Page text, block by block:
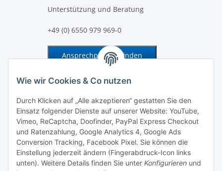
Wie wir Cookies & Co nutzen
Durch Klicken auf „Alle akzeptieren“ gestatten Sie den
Einsatz folgender Dienste auf unserer Website: YouTube,
Vimeo, ReCaptcha, Doofinder, PayPal Express Checkout
und Ratenzahlung, Google Analytics 4, Google Ads
Conversion Tracking, Facebook Pixel. Sie können die
Einstellung jederzeit ändern (Fingerabdruck-Icon links
unten). Weitere Details finden Sie unter Konfigurieren und
Unterstützung und Beratung
+49 (0) 6550 979 969-0
Ansprechpartner finden
Information und Service
Zahlung und Versand